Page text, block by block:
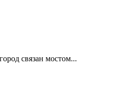
связан мостом...